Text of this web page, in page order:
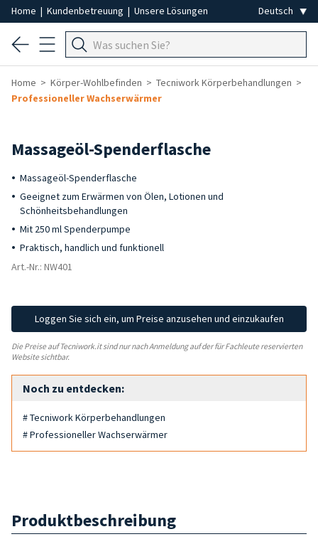
Home | Kundenbetreuung | Unsere Lösungen
Home Körper-Wohlbefinden
Tecniwork Körperbehandlungen
Professioneller Wachserwärmer
Massageöl-Spenderflasche
Massageöl-Spenderflasche
Geeignet zum Erwärmen von Ölen, Lotionen und
Schönheitsbehandlungen
Mit 250 ml Spenderpumpe
Praktisch, handlich und funktionell
Art.-Nr.: NW401
Loggen Sie sich ein, um Preise anzusehen und einzukaufen
Die Preise auf Tecniwork.it sind nur nach Anmeldung auf der für Fachleute reservierten
Website sichtbar.
Noch zu entdecken:
# Tecniwork Körperbehandlungen
# Professioneller Wachserwärmer
Produktbeschreibung